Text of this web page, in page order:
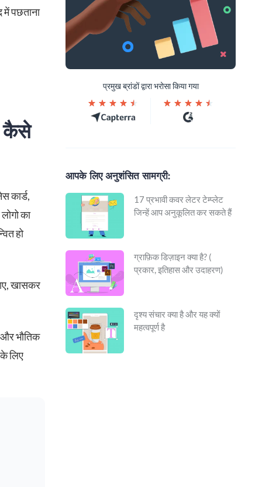
पछताना
कैसे
कार्ड,
का
हो
खासकर
भौतिक
लिए
प्रमुख ब्रांडों द्वारा भरोसा किया गया
आपके लिए अनुशंसित सामग्री:
17 प्रभावी कवर लेटर टेम्प्लेट
जिन्हें आप अनुकूलित कर सकते हैं
ग्राफ़िक डिज़ाइन क्या है? (
प्रकार, इतिहास और उदाहरण)
दृश्य संचार क्या है और यह क्यों
महत्वपूर्ण है